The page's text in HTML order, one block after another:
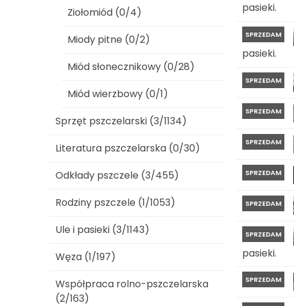
pasieki.
SPRZEDAM
pasieki.
SPRZEDAM
SPRZEDAM
SPRZEDAM
SPRZEDAM
SPRZEDAM
SPRZEDAM
pasieki.
SPRZEDAM
Ziołomiód (0/4)
Miody pitne (0/2)
Miód słonecznikowy (0/28)
Miód wierzbowy (0/1)
Sprzęt pszczelarski (3/1134)
Literatura pszczelarska (0/30)
Odkłady pszczele (3/455)
Rodziny pszczele (1/1053)
Ule i pasieki (3/1143)
Węza (1/197)
Współpraca rolno-pszczelarska
(2/163)